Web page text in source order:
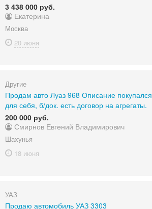
3 438 000 руб.
Екатерина
Москва
20 июня
Другие
Продам авто Луаз 968 Описание покупался
для себя, б/док. есть договор на агрегаты.
200 000 руб.
Смирнов Евгений Владимирович
Шахунья
18 июня
УАЗ
Продаю автомобиль УАЗ 3303